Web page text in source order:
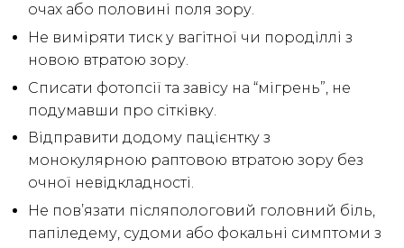
очах або половині поля зору.
Не виміряти тиск у вагітної чи породіллі з
новою втратою зору.
Списати фотопсії та завісу на “мігрень”, не
подумавши про сітківку.
Відправити додому пацієнтку з
монокулярною раптовою втратою зору без
очної невідкладності.
Не пов’язати післяпологовий головний біль,
папіледему, судоми або фокальні симптоми з